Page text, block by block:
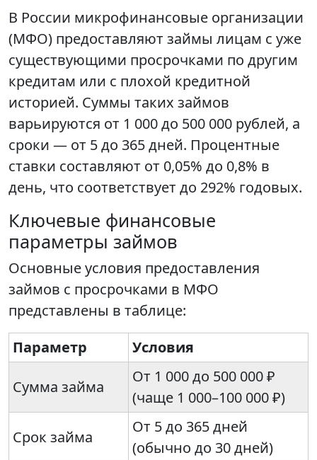
В России микрофинансовые организации
(МФО) предоставляют займы лицам с уже
существующими просрочками по другим
кредитам или с плохой кредитной
историей. Суммы таких займов
варьируются от 1 000 до 500 000 рублей, а
сроки — от 5 до 365 дней. Процентные
ставки составляют от 0,05% до 0,8% в
день, что соответствует до 292% годовых.
Ключевые финансовые
параметры займов
Основные условия предоставления
займов с просрочками в МФО
представлены в таблице:
Параметр
Условия
Сумма займа
От 1 000 до 500 000 ₽
(чаще 1 000–100 000 ₽)
Срок займа
От 5 до 365 дней
(обычно до 30 дней)